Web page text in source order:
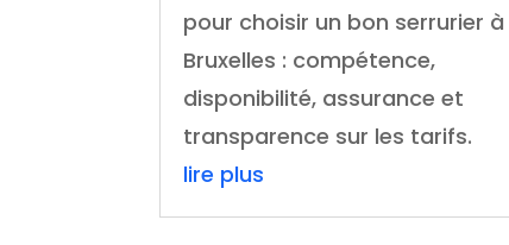
pour choisir un bon serrurier à
Bruxelles : compétence,
disponibilité, assurance et
transparence sur les tarifs.
lire plus